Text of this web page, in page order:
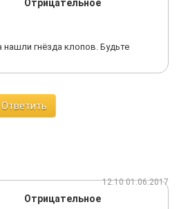
Отрицательное
гнёзда клопов. Будьте
Ответить
12:10 01.06.2017
Отрицательное